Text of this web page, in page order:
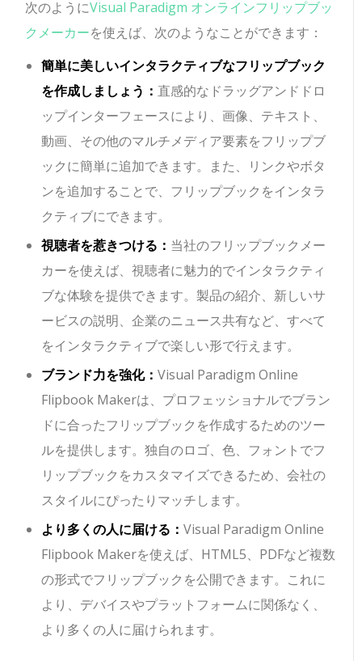
次のようにVisual Paradigm オンラインフリップブッ
クメーカーを使えば、次のようなことができます：
簡単に美しいインタラクティブなフリップブック
を作成しましょう： 直感的なドラッグアンドドロ
ップインターフェースにより、画像、テキスト、
動画、その他のマルチメディア要素をフリップブ
ックに簡単に追加できます。また、リンクやボタ
ンを追加することで、フリップブックをインタラ
クティブにできます。
視聴者を惹きつける： 当社のフリップブックメー
カーを使えば、視聴者に魅力的でインタラクティ
ブな体験を提供できます。製品の紹介、新しいサ
ービスの説明、企業のニュース共有など、すべて
をインタラクティブで楽しい形で行えます。
ブランド力を強化：Visual Paradigm Online
Flipbook Makerは、プロフェッショナルでブラン
ドに合ったフリップブックを作成するためのツー
ルを提供します。独自のロゴ、色、フォントでフ
リップブックをカスタマイズできるため、会社の
スタイルにぴったりマッチします。
より多くの人に届ける：Visual Paradigm Online
Flipbook Makerを使えば、HTML5、PDFなど複数
の形式でフリップブックを公開できます。これに
より、デバイスやプラットフォームに関係なく、
より多くの人に届けられます。